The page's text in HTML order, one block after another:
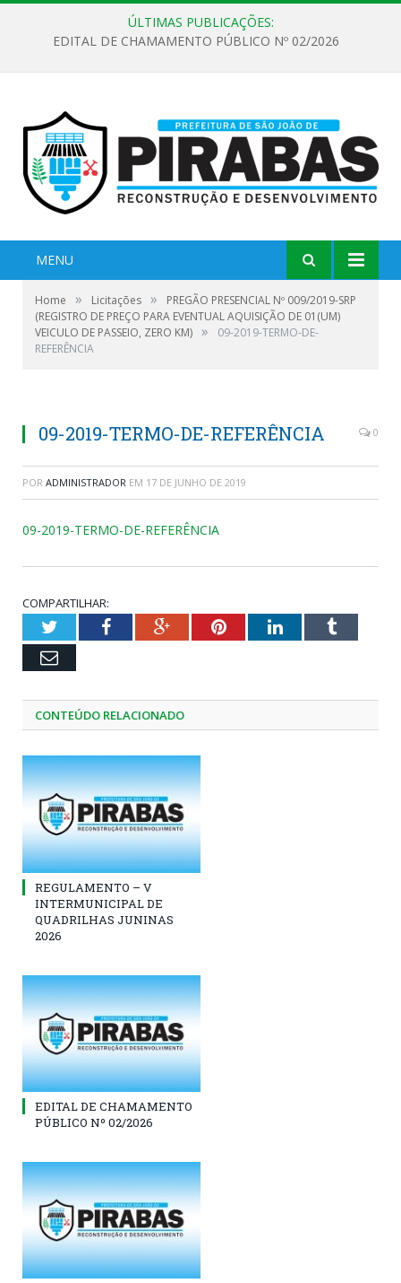
ÚLTIMAS PUBLICAÇÕES:
EDITAL DE CHAMAMENTO PÚBLICO Nº 02/2026
MENU
Home » Licitações »
PREGÃO PRESENCIAL Nº 009/2019-SRP
(REGISTRO DE PREÇO PARA EVENTUAL AQUISIÇÃO DE 01(UM)
VEICULO DE PASSEIO, ZERO KM) »
09-2019-TERMO-DE-
REFERÊNCIA
09-2019-TERMO-DE-REFERÊNCIA 0
POR ADMINISTRADOR EM 17 DE JUNHO DE 2019
09-2019-TERMO-DE-REFERÊNCIA
COMPARTILHAR:
TwitterFacebookGoogle+PinterestLinkedInTumblr
Email
CONTEÚDO RELACIONADO
REGULAMENTO – V
INTERMUNICIPAL DE
QUADRILHAS JUNINAS
2026
EDITAL DE CHAMAMENTO
PÚBLICO Nº 02/2026